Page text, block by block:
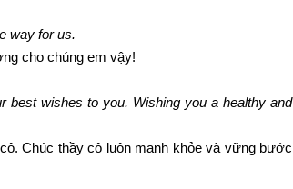
way for us.
cho chúng em vậy!
best wishes to you. Wishing you a healthy and
Chúc thầy cô luôn mạnh khỏe và vững bước